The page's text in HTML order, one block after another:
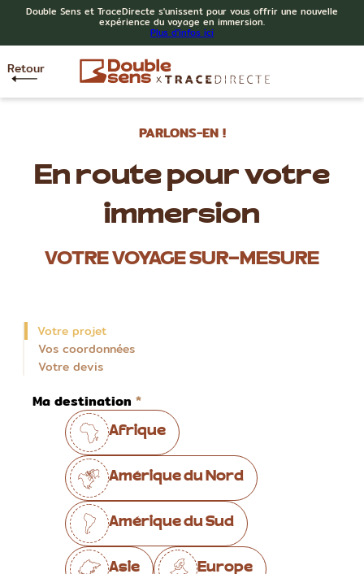
Double Sens et TraceDirecte s'unissent pour vous offrir une nouvelle
expérience du voyage en immersion.
Plus d'infos ici
Retour
PARLONS-EN !
En route pour votre
immersion
VOTRE VOYAGE SUR-MESURE
Votre projet
Vos coordonnées
Votre devis
Ma destination
Afrique
Amérique du Nord
Amérique du Sud
Asie Europe